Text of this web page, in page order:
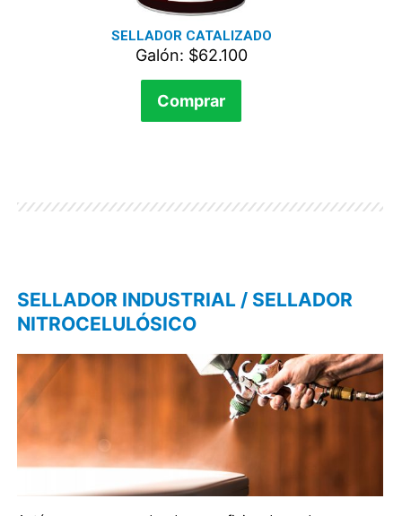
SELLADOR CATALIZADO
Galón: $62.100
Comprar
SELLADOR INDUSTRIAL / SELLADOR
NITROCELULÓSICO